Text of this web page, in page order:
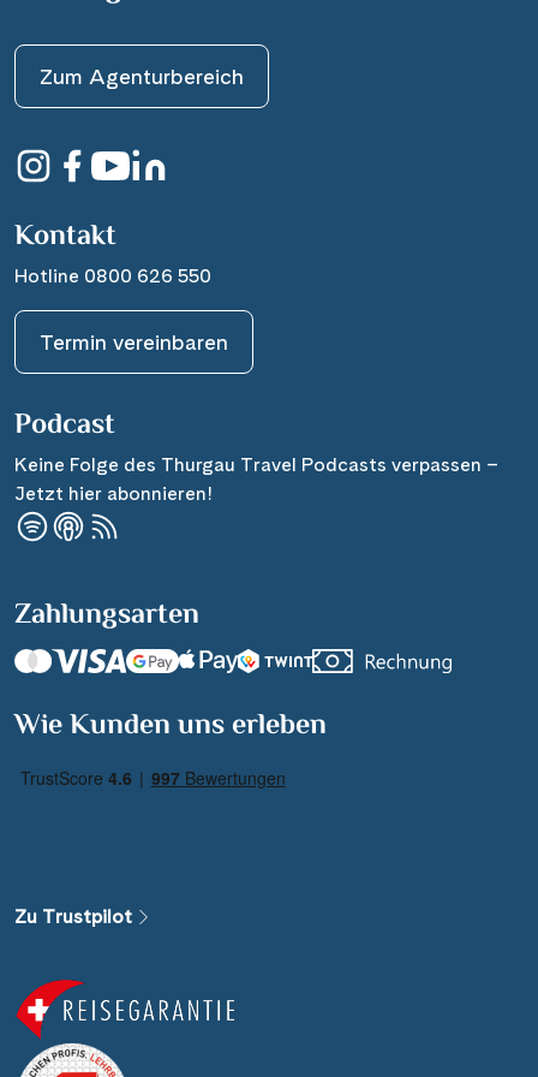
Zum Agenturbereich
Kontakt
Hotline 0800 626 550
Termin vereinbaren
Podcast
Keine Folge des Thurgau Travel Podcasts verpassen –
Jetzt hier abonnieren!
Zahlungsarten
Wie Kunden uns erleben
Zu Trustpilot
Suchen & Buchen
Alle Gewässer
Alle Schiffe